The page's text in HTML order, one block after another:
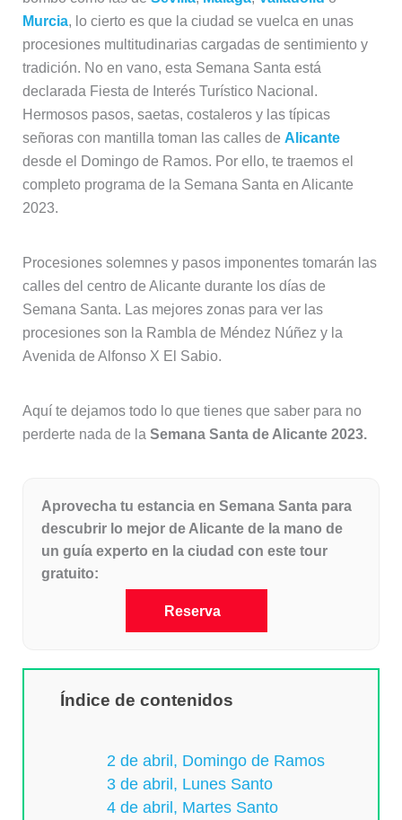
Murcia, lo cierto es que la ciudad se vuelca en unas
procesiones multitudinarias cargadas de sentimiento y
tradición. No en vano, esta Semana Santa está
declarada Fiesta de Interés Turístico Nacional.
Hermosos pasos, saetas, costaleros y las típicas
señoras con mantilla toman las calles de Alicante
desde el Domingo de Ramos. Por ello, te traemos el
completo programa de la Semana Santa en Alicante
2023.
Procesiones solemnes y pasos imponentes tomarán las
calles del centro de Alicante durante los días de
Semana Santa. Las mejores zonas para ver las
procesiones son la Rambla de Méndez Núñez y la
Avenida de Alfonso X El Sabio.
Aquí te dejamos todo lo que tienes que saber para no
perderte nada de la Semana Santa de Alicante 2023.
Aprovecha tu estancia en Semana Santa para
descubrir lo mejor de Alicante de la mano de
un guía experto en la ciudad con este tour
gratuito:
Reserva
Índice de contenidos
2 de abril, Domingo de Ramos
3 de abril, Lunes Santo
4 de abril, Martes Santo